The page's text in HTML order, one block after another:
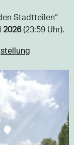
Stadtteilen“
2026(23:59 Uhr).